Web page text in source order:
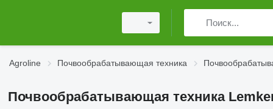
Agroline Почвообрабатывающая техника
Почвообрабатывающая техника